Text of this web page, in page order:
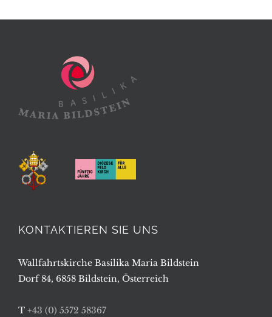
KONTAKTIEREN SIE UNS
Wallfahrtskirche Basilika Maria Bildstein
Dorf 84, 6858 Bildstein, Österreich
T +43 (0) 5572 58367